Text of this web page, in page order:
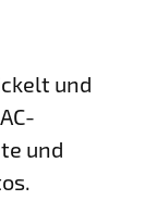
und
und